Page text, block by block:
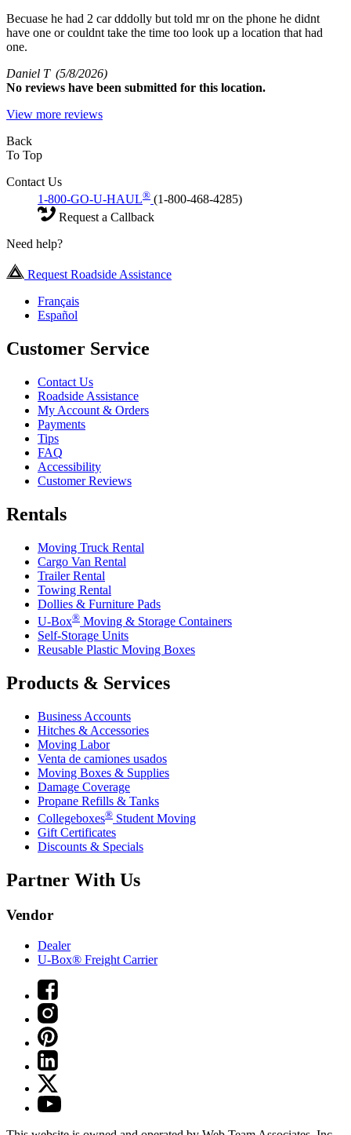
Becuase he had 2 car dddolly but told mr on the phone he didnt
have one or couldnt take the time too look up a location that had
one.
Daniel T (5/8/2026)
No reviews have been submitted for this location.
View more reviews
Back
To Top
Contact Us
1-800-GO-U-HAUL® (1-800-468-4285)
Request a Callback
Need help?
Request Roadside Assistance
Français
Español
Customer Service
Contact Us
Roadside Assistance
My Account & Orders
Payments
Tips
FAQ
Accessibility
Customer Reviews
Rentals
Moving Truck Rental
Cargo Van Rental
Trailer Rental
Towing Rental
Dollies & Furniture Pads
U-Box® Moving & Storage Containers
Self-Storage Units
Reusable Plastic Moving Boxes
Products & Services
Business Accounts
Hitches & Accessories
Moving Labor
Venta de camiones usados
Moving Boxes & Supplies
Damage Coverage
Propane Refills & Tanks
Collegeboxes® Student Moving
Gift Certificates
Discounts & Specials
Partner With Us
Vendor
Dealer
U-Box® Freight Carrier